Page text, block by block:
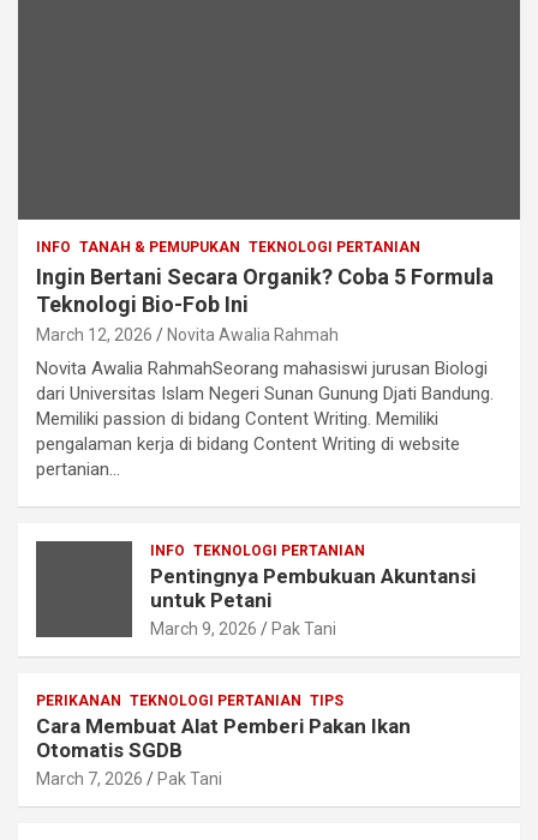
INFO TANAH & PEMUPUKAN TEKNOLOGI PERTANIAN
Ingin Bertani Secara Organik? Coba 5 Formula
Teknologi Bio-Fob Ini
March 12, 2026 Novita Awalia Rahmah
Novita Awalia RahmahSeorang mahasiswi jurusan Biologi
dari Universitas Islam Negeri Sunan Gunung Djati Bandung.
Memiliki passion di bidang Content Writing. Memiliki
pengalaman kerja di bidang Content Writing di website
pertanian…
INFO TEKNOLOGI PERTANIAN
Pentingnya Pembukuan Akuntansi
untuk Petani
March 9, 2026 Pak Tani
PERIKANAN TEKNOLOGI PERTANIAN TIPS
Cara Membuat Alat Pemberi Pakan Ikan
Otomatis SGDB
March 7, 2026 Pak Tani